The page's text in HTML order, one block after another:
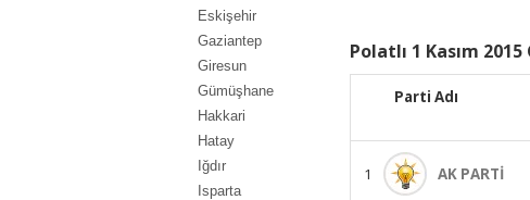
Eskişehir
Gaziantep
Giresun
Gümüşhane
Hakkari
Hatay
Iğdır
Isparta
Polatlı 1 Kasım
Parti Adı
1 AK PARTİ